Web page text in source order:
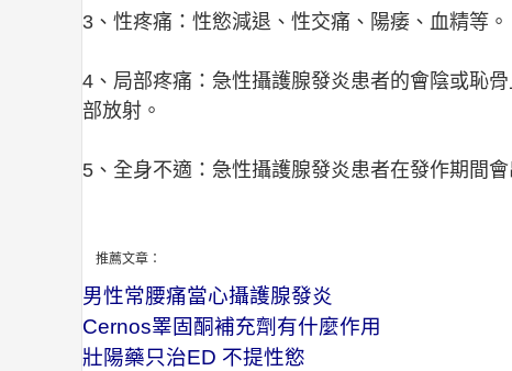
3、性疼痛：性慾減退、性交痛、陽痿、血精等。
4、局部疼痛：急性攝護腺發炎患者的會陰或恥
部放射。
5、全身不適：急性攝護腺發炎患者在發作期間
推薦文章：
男性常腰痛當心攝護腺發炎
Cernos睪固酮補充劑有什麼作用
壯陽藥只治ED 不提性慾